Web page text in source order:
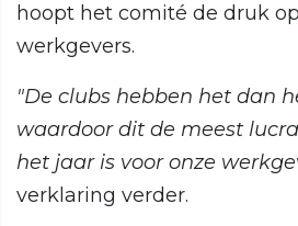
hoopt het comité de druk
werkgevers.
"De clubs hebben het dan
waardoor dit de meest
het jaar is voor onze
verklaring verder.